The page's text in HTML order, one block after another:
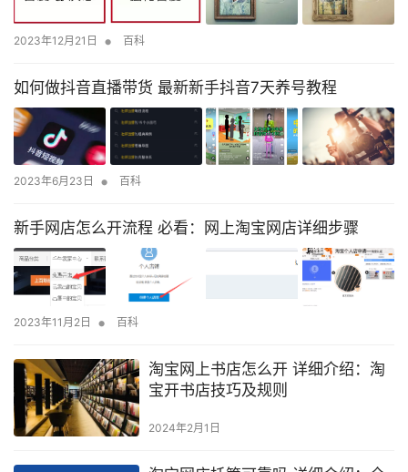
2023年12月21日 • 百科
如何做抖音直播带货 最新新手抖音7天养号教程
2023年6月23日 • 百科
新手网店怎么开流程 必看：网上淘宝网店详细步骤
2023年11月2日 • 百科
淘宝网上书店怎么开 详细介绍：淘
宝开书店技巧及规则
2024年2月1日